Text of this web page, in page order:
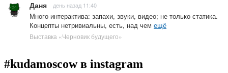
Даня день назад 11:40
Много интерактива: запахи, звуки, видео; не только статика.
Концепты нетривиальны, есть, над чем ещё
Выставка «Черновик будущего»
#kudamoscow в instagram